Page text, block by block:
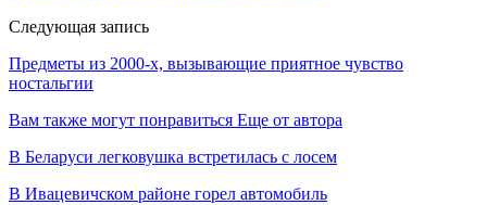
Следующая запись
Предметы из 2000-х, вызывающие приятное чувство
ностальгии
Вам также могут понравиться Еще от автора
В Беларуси легковушка встретилась с лосем
В Ивацевичском районе горел автомобиль